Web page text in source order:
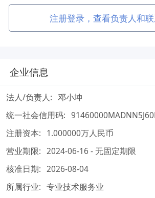
注册登录，查看负责人和
企业信息
法人/负责人: 邓小坤
统一社会信用码:
注册资本: 1.000000万人民币
营业期限: 2024-06-16 - 无固定期限
核准日期: 2026-08-04
所属行业: 专业技术服务业